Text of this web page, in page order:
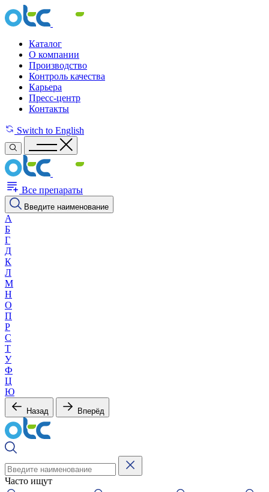
Каталог
О компании
Производство
Контроль качества
Карьера
Пресс-центр
Контакты
Switch to English
Все препараты
Введите наименование
А
Б
Г
Д
К
Л
М
Н
О
П
Р
С
Т
У
Ф
Ц
Ю
Назад Вперёд
Часто ищут